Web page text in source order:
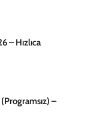
– Hızlıca
–